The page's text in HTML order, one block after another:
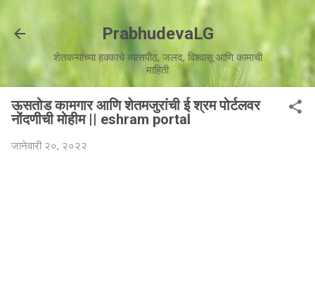
मुख्य सामग्रीवर वगळा
PrabhudevaLG
शेतकऱ्यांच्या हक्काचे व्यासपीठ, जलद, विश्वासू आणि कामाची
माहिती
ऊसतोड कामगार आणि शेतमजुरांची ई श्रम पोर्टलवर
नोंदणीची मोहीम || eshram portal
जानेवारी २०, २०२२